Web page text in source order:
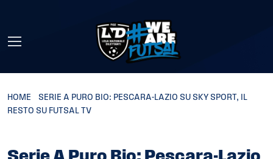
HOME
SERIE A PURO BIO: PESCARA-LAZIO SU SKY SPORT, IL
RESTO SU FUTSAL TV